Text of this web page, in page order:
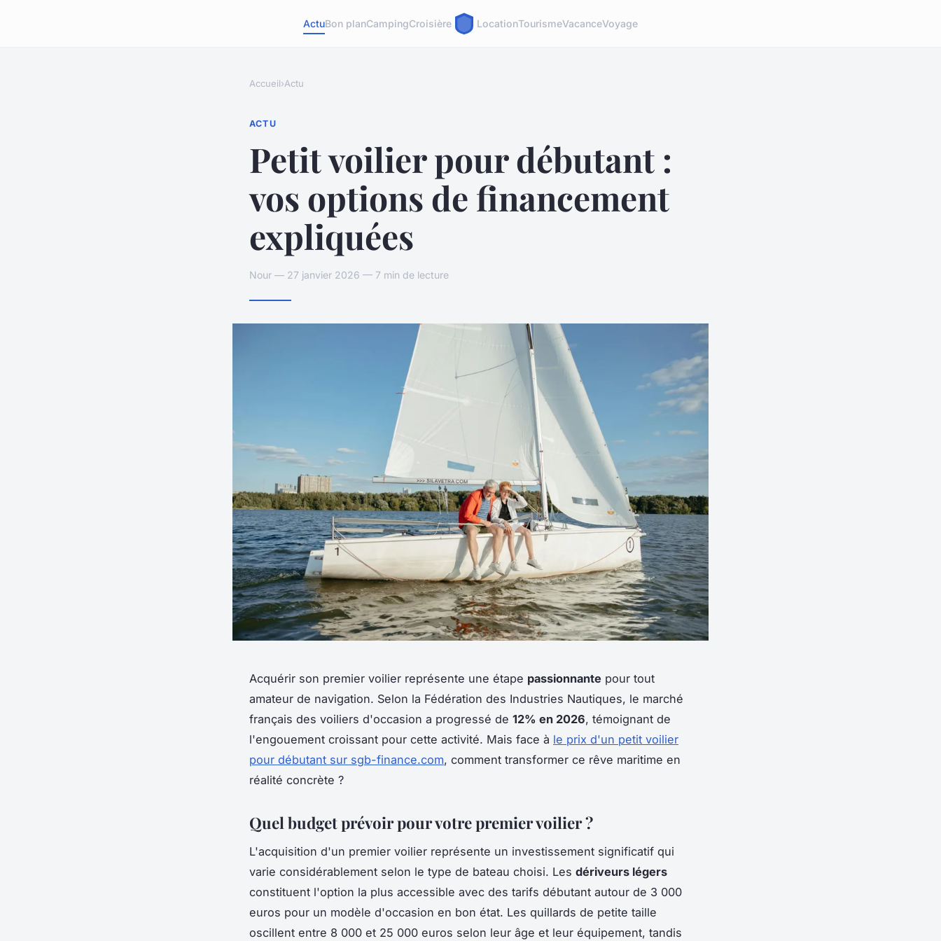
ActuBon planCampingCroisière LocationTourismeVacanceVoyage
Accueil›Actu
ACTU
Petit voilier pour débutant :
vos options de financement
expliquées
Nour — 27 janvier 2026 — 7 min de lecture
Acquérir son premier voilier représente une étape passionnante pour tout
amateur de navigation. Selon la Fédération des Industries Nautiques, le marché
français des voiliers d'occasion a progressé de 12% en 2026, témoignant de
l'engouement croissant pour cette activité. Mais face à le prix d'un petit voilier
pour débutant sur sgb-finance.com, comment transformer ce rêve maritime en
réalité concrète ?
Quel budget prévoir pour votre premier voilier ?
L'acquisition d'un premier voilier représente un investissement significatif qui
varie considérablement selon le type de bateau choisi. Les dériveurs légers
constituent l'option la plus accessible avec des tarifs débutant autour de 3 000
euros pour un modèle d'occasion en bon état. Les quillards de petite taille
oscillent entre 8 000 et 25 000 euros selon leur âge et leur équipement, tandis